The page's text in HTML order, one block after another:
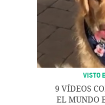
VISTO
9 VÍDEOS
EL MUNDO